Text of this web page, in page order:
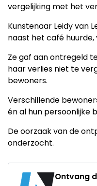
vergelijking met het
Kunstenaar Leidy van
naast het café
Ze gaf aan ontregeld
haar verlies niet te
bewoners.
Verschillende
én al hun persoonlijke
De oorzaak van de
onderzocht.
Ontvang